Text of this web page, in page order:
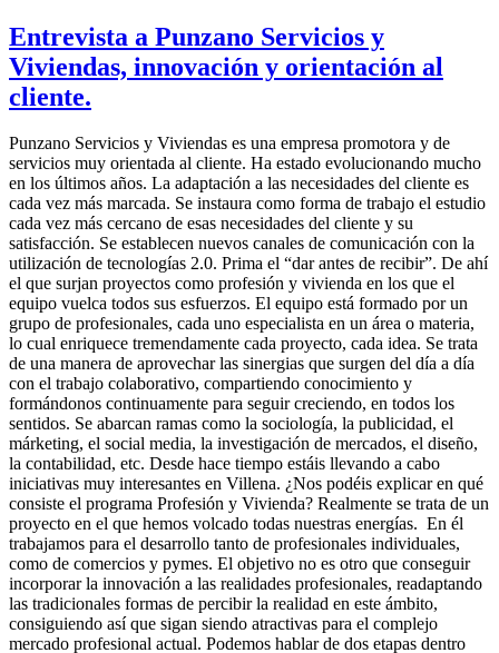
Entrevista a Punzano Servicios y
Viviendas, innovación y orientación al
cliente.
Punzano Servicios y Viviendas es una empresa promotora y de
servicios muy orientada al cliente. Ha estado evolucionando mucho
en los últimos años. La adaptación a las necesidades del cliente es
cada vez más marcada. Se instaura como forma de trabajo el estudio
cada vez más cercano de esas necesidades del cliente y su
satisfacción. Se establecen nuevos canales de comunicación con la
utilización de tecnologías 2.0. Prima el “dar antes de recibir”. De ahí
el que surjan proyectos como profesión y vivienda en los que el
equipo vuelca todos sus esfuerzos. El equipo está formado por un
grupo de profesionales, cada uno especialista en un área o materia,
lo cual enriquece tremendamente cada proyecto, cada idea. Se trata
de una manera de aprovechar las sinergias que surgen del día a día
con el trabajo colaborativo, compartiendo conocimiento y
formándonos continuamente para seguir creciendo, en todos los
sentidos. Se abarcan ramas como la sociología, la publicidad, el
márketing, el social media, la investigación de mercados, el diseño,
la contabilidad, etc. Desde hace tiempo estáis llevando a cabo
iniciativas muy interesantes en Villena. ¿Nos podéis explicar en qué
consiste el programa Profesión y Vivienda? Realmente se trata de un
proyecto en el que hemos volcado todas nuestras energías. En él
trabajamos para el desarrollo tanto de profesionales individuales,
como de comercios y pymes. El objetivo no es otro que conseguir
incorporar la innovación a las realidades profesionales, readaptando
las tradicionales formas de percibir la realidad en este ámbito,
consiguiendo así que sigan siendo atractivas para el complejo
mercado profesional actual. Podemos hablar de dos etapas dentro